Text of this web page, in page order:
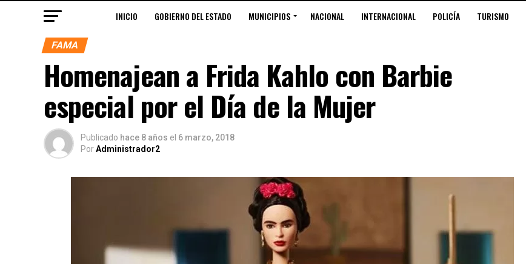
INICIO GOBIERNO DEL ESTADO MUNICIPIOS NACIONAL INTERNACIONAL POLICÍA TURISMO
FAMA
Homenajean a Frida Kahlo con Barbie
especial por el Día de la Mujer
Publicado hace 8 años el 6 marzo, 2018
PorAdministrador2